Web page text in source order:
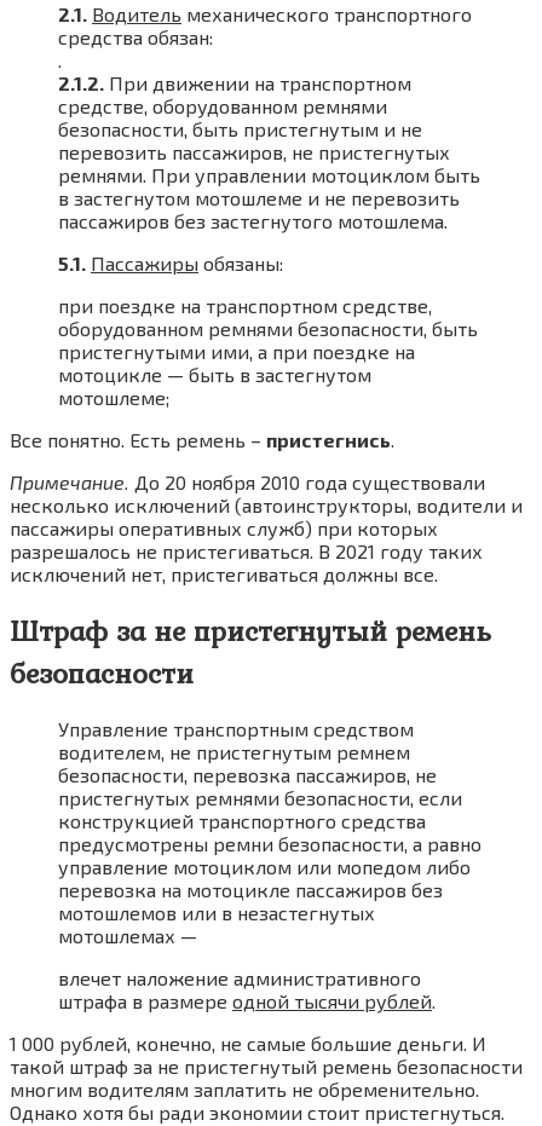
2.1. Водитель механического транспортного
средства обязан:
2.1.2. При движении на транспортном
средстве, оборудованном ремнями
безопасности, быть пристегнутым и не
перевозить пассажиров, не пристегнутых
ремнями. При управлении мотоциклом быть
в застегнутом мотошлеме и не перевозить
пассажиров без застегнутого мотошлема.
5.1. Пассажиры обязаны:
при поездке на транспортном средстве,
оборудованном ремнями безопасности, быть
пристегнутыми ими, а при поездке на
мотоцикле — быть в застегнутом
мотошлеме;
Все понятно. Есть ремень – пристегнись
Примечание. До 20 ноября 2010 года существовали
несколько исключений (автоинструкторы, водители и
пассажиры оперативных служб) при которых
разрешалось не пристегиваться. В 2021 году таких
исключений нет, пристегиваться должны все.
Штраф за не пристегнутый ремень
безопасности
Управление транспортным средством
водителем, не пристегнутым ремнем
безопасности, перевозка пассажиров, не
пристегнутых ремнями безопасности, если
конструкцией транспортного средства
предусмотрены ремни безопасности, а равно
управление мотоциклом или мопедом либо
перевозка на мотоцикле пассажиров без
мотошлемов или в незастегнутых
мотошлемах —
влечет наложение административного
штрафа в размере одной тысячи рублей.
1 000 рублей, конечно, не самые большие деньги. И
такой штраф за не пристегнутый ремень безопасности
многим водителям заплатить не обременительно.
Однако хотя бы ради экономии стоит пристегнуться.